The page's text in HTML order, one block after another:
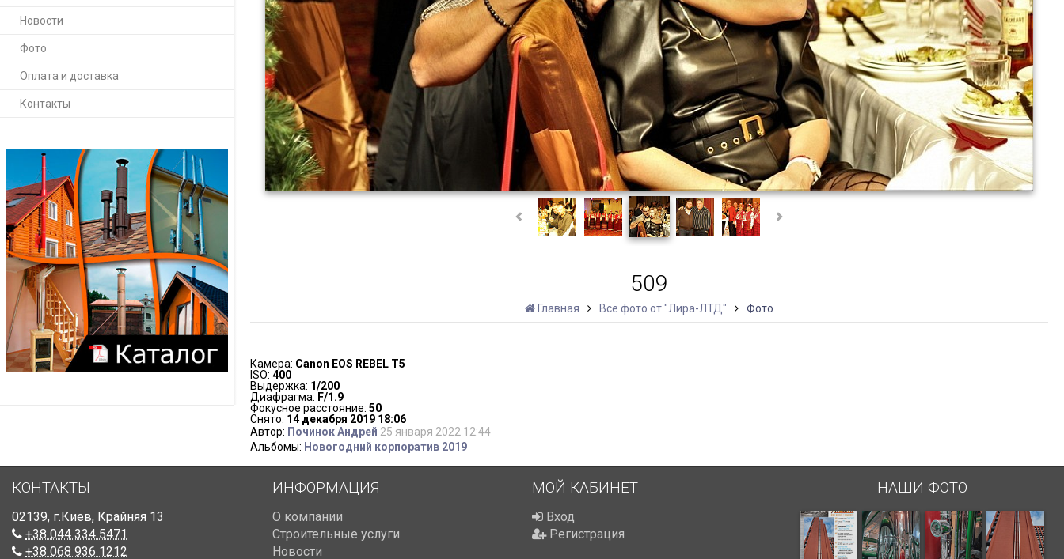
Новости
Фото
Оплата и доставка
Контакты
509
Главная Все фото от "Лира-ЛТД" Фото
Камера: Canon EOS REBEL T5
ISO: 400
Выдержка: 1/200
Диафрагма: F/1.9
Фокусное расстояние: 50
Снято: 14 декабря 2019 18:06
Автор: Починок Андрей 25 января 2022 12:44
Альбомы: Новогодний корпоратив 2019
КОНТАКТЫ
02139, г.Киев, Крайняя 13
+38 044 334 5471
+38 068 936 1212
ИНФОРМАЦИЯ
О компании
Строительные услуги
Новости
МОЙ КАБИНЕТ
Вход
Регистрация
НАШИ ФОТО